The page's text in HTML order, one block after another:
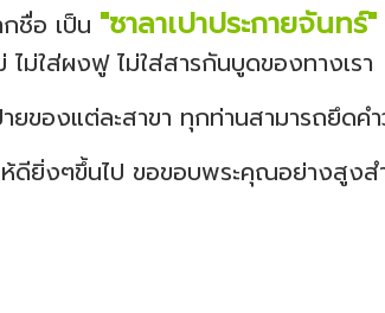
ชื่อ เป็น "ซาลาเปาประกายจันทร์"
ม่ใส่ผงฟู ไม่ใส่สารกันบูดของทางเรา
ยของแต่ละสาขา ทุกท่านสามารถยึดค
ยิ่งๆขึ้นไป ขอขอบพระคุณอย่างสูงส